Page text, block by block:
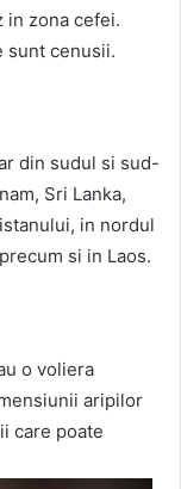
in zona cefei.
sunt cenusii.
din sudul si sud-
Sri Lanka,
in nordul
si in Laos.
o voliera
aripilor
care poate